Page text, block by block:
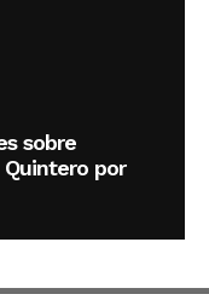
sobre
Quintero por